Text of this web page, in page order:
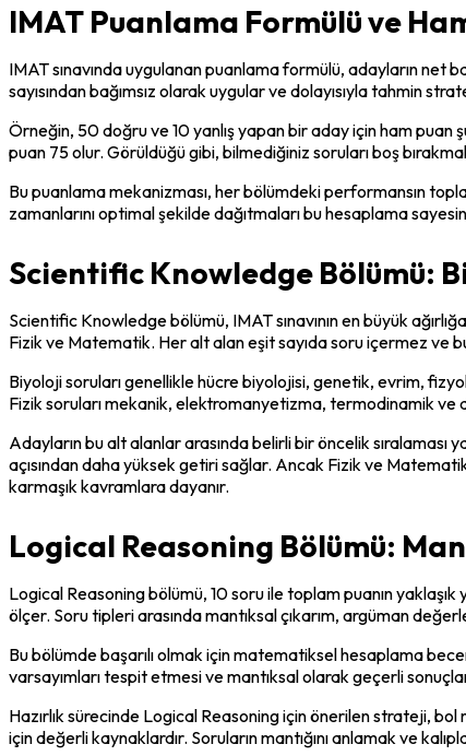
IMAT Puanlama Formülü ve
IMAT sınavında uygulanan puanlama formülü, adayların net
sayısından bağımsız olarak uygular ve dolayısıyla tahmin
Örneğin, 50 doğru ve 10 yanlış yapan bir aday için ham puan
puan 75 olur. Görüldüğü gibi, bilmediğiniz soruları boş
Bu puanlama mekanizması, her bölümdeki performansın
zamanlarını optimal şekilde dağıtmaları bu hesaplama
Scientific Knowledge Bölümü:
Scientific Knowledge bölümü, IMAT sınavının en büyük
Fizik ve Matematik. Her alt alan eşit sayıda soru içermez ve
Biyoloji soruları genellikle hücre biyolojisi, genetik, evrim,
Fizik soruları mekanik, elektromanyetizma, termodinamik
Adayların bu alt alanlar arasında belirli bir öncelik
açısından daha yüksek getiri sağlar. Ancak Fizik ve
karmaşık kavramlara dayanır.
Logical Reasoning Bölümü:
Logical Reasoning bölümü, 10 soru ile toplam puanın
ölçer. Soru tipleri arasında mantıksal çıkarım, argüman
Bu bölümde başarılı olmak için matematiksel hesaplama
varsayımları tespit etmesi ve mantıksal olarak geçerli
Hazırlık sürecinde Logical Reasoning için önerilen strateji,
için değerli kaynaklardır. Soruların mantığını anlamak ve